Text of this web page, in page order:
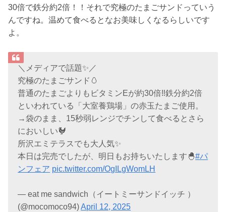
30倍で鉄分約2倍！！それで究極のたまごサンドっていう
んですね。温めて食べるとなお美味しくなるらしいです
よ。
＼メディアで話題✨／
究極のたまごサンド🥚
普通のたまごよりもビタミンEが約30倍‼️鉄分約2倍
といわれている「大室養鶏場」の赤玉たまご使用。
→袋のまま、15秒弱レンジでチンして食べるとさら
においしい🐓
所沢エミテラスでも大人気✨
本日は完売でしたが、明日もお持ちいたします🐣#パ
ンフェア pic.twitter.com/OgILgWomLH
— eat me sandwich（イートミーサンドイッチ ）
(@mocomoco94)April 12, 2025